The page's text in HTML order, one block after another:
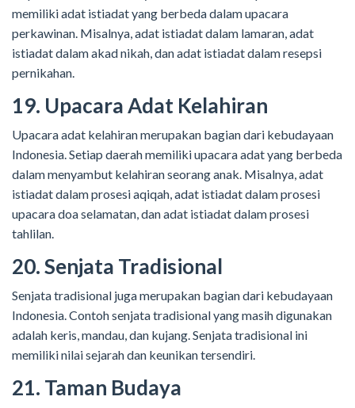
memiliki adat istiadat yang berbeda dalam upacara
perkawinan. Misalnya, adat istiadat dalam lamaran, adat
istiadat dalam akad nikah, dan adat istiadat dalam resepsi
pernikahan.
19. Upacara Adat Kelahiran
Upacara adat kelahiran merupakan bagian dari kebudayaan
Indonesia. Setiap daerah memiliki upacara adat yang berbeda
dalam menyambut kelahiran seorang anak. Misalnya, adat
istiadat dalam prosesi aqiqah, adat istiadat dalam prosesi
upacara doa selamatan, dan adat istiadat dalam prosesi
tahlilan.
20. Senjata Tradisional
Senjata tradisional juga merupakan bagian dari kebudayaan
Indonesia. Contoh senjata tradisional yang masih digunakan
adalah keris, mandau, dan kujang. Senjata tradisional ini
memiliki nilai sejarah dan keunikan tersendiri.
21. Taman Budaya